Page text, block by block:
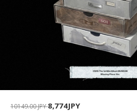
10149.00 JPY8,774JPY